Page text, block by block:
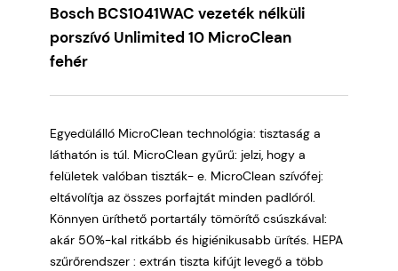
Bosch BCS1041WAC vezeték nélküli
porszívó Unlimited 10 MicroClean
fehér
Egyedülálló MicroClean technológia: tisztaság a
láthatón is túl. MicroClean gyűrű: jelzi, hogy a
felületek valóban tiszták- e. MicroClean szívófej:
eltávolítja az összes porfajtát minden padlóról.
Könnyen üríthető portartály tömörítő csúszkával:
akár 50%-kal ritkább és higiénikusabb ürítés. HEPA
szűrőrendszer : extrán tiszta kifújt levegő a több